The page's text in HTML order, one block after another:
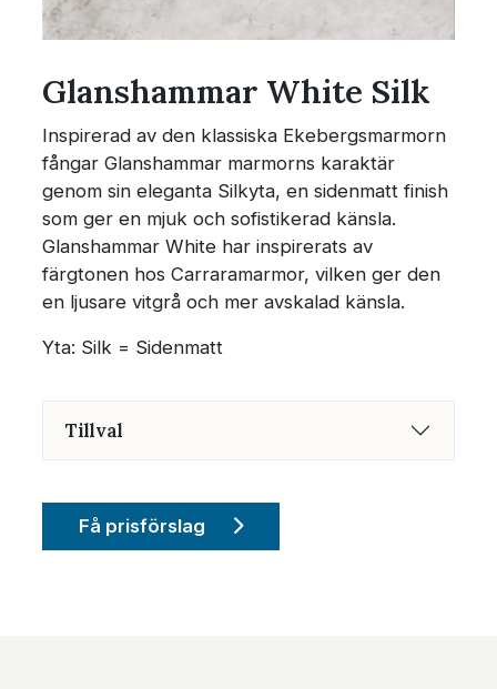
Glanshammar White Silk
Inspirerad av den klassiska Ekebergsmarmorn
fångar Glanshammar marmorns karaktär
genom sin eleganta Silkyta, en sidenmatt finish
som ger en mjuk och sofistikerad känsla.
Glanshammar White har inspirerats av
färgtonen hos Carraramarmor, vilken ger den
en ljusare vitgrå och mer avskalad känsla.
Yta: Silk = Sidenmatt
Tillval
Få prisförslag